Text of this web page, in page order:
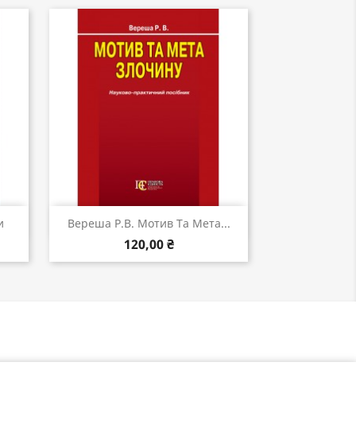
Вереша Р.В. Мотив Та Мета...
120,00 ₴
Швидкий перегляд